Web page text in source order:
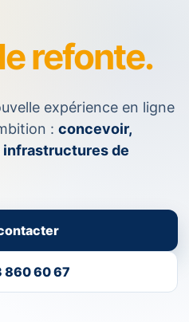
refonte.
expérience en ligne
: concevoir,
de
860 60 67